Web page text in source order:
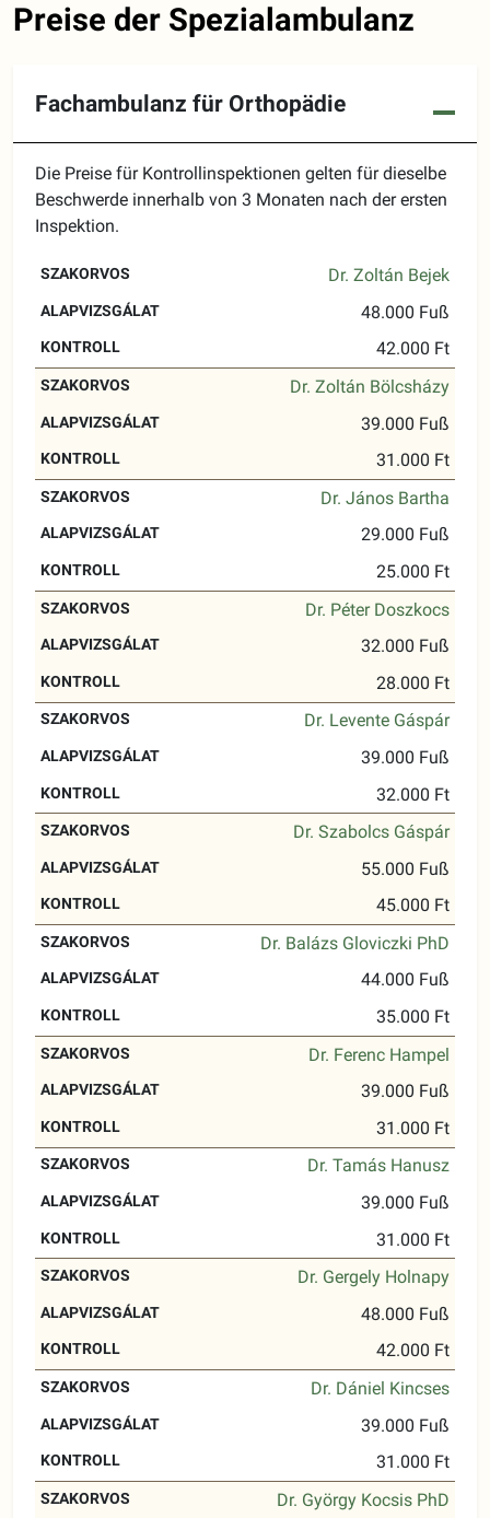
Preise der Spezialambulanz
Fachambulanz für Orthopädie
Die Preise für Kontrollinspektionen gelten für dieselbe
Beschwerde innerhalb von 3 Monaten nach der ersten
Inspektion.
SPEZIALIST KONTROLLE
Dr. Zoltán Bejek
48.000 Fuß
42.000 Ft
Dr. Zoltán Bölcsházy
39.000 Fuß
31.000 Ft
Dr. János Bartha
29.000 Fuß
25.000 Ft
Dr. Péter Doszkocs
32.000 Fuß
28.000 Ft
Dr. Levente Gáspár
39.000 Fuß
32.000 Ft
Dr. Szabolcs Gáspár
55.000 Fuß
45.000 Ft
Dr. Balázs Gloviczki PhD
44.000 Fuß
35.000 Ft
Dr. Ferenc Hampel
39.000 Fuß
31.000 Ft
Dr. Tamás Hanusz
39.000 Fuß
31.000 Ft
Dr. Gergely Holnapy
48.000 Fuß
42.000 Ft
Dr. Dániel Kincses
39.000 Fuß
31.000 Ft
Dr. György Kocsis PhD